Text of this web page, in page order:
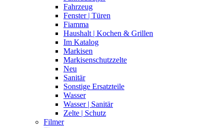
Fahrzeug
Fenster | Türen
Fiamma
Haushalt | Kochen & Grillen
Im Katalog
Markisen
Markisenschutzzelte
Neu
Sanitär
Sonstige Ersatzteile
Wasser
Wasser | Sanitär
Zelte | Schutz
Filmer